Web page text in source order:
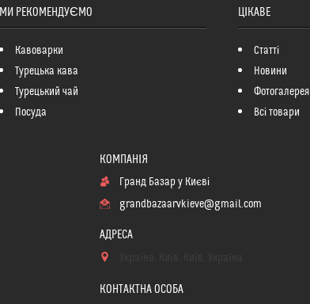
МИ РЕКОМЕНДУЄМО
Кавоварки
Турецька кава
Турецький чай
Посуда
ЦІКАВЕ
Статті
Новини
Фотогалерея
Всі товари
Гранд Базар у Києві
grandbazaarvkieve@gmail.com